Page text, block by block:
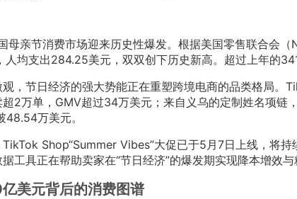
母亲节消费市场迎来历史性爆发。根据美国零售联合会
人均支出284.25美元，双双创下历史新高。超过上年的
，节日经济的强大势能正在重塑跨境电商的品类格局。
2万单，GMV超过34万美元；来自义乌的定制姓名项链
48.54万美元。
Shop“Summer Vibes”大促已于5月7日上线，将
工具正在帮助卖家在“节日经济”的爆发期实现降本增效与
美元背后的消费图谱